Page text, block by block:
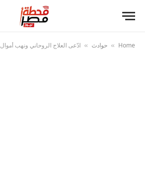
Home
» حوادث » ادّعى العلاج الروحاني ونهب أموال